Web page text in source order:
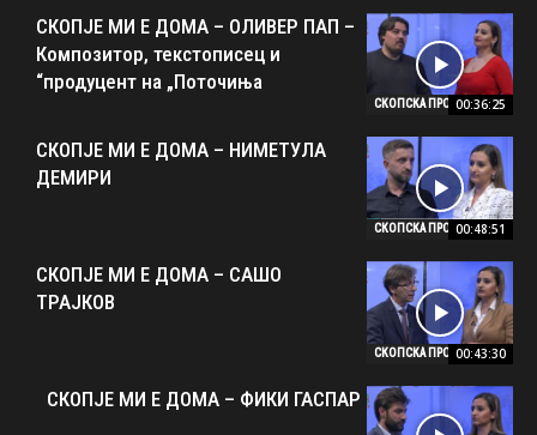
СКОПСКА ПРОГРАМА
00:36:25
СКОПЈЕ МИ Е ДОМА – ОЛИВЕР ПАП –
Композитор, текстописец и
продуцент на „Поточиња“
СКОПСКА ПРОГРАМА
00:48:51
СКОПЈЕ МИ Е ДОМА – НИМЕТУЛА
ДЕМИРИ
СКОПСКА ПРОГРАМА00:43:30
СКОПЈЕ МИ Е ДОМА – САШО
ТРАЈКОВ
СКОПЈЕ МИ Е ДОМА – ФИКИ ГАСПАР